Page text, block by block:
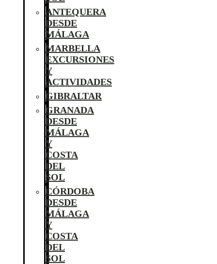
ANTEQUERA
DESDE
MÁLAGA
MARBELLA
EXCURSIONES
Y
ACTIVIDADES
GIBRALTAR
GRANADA
DESDE
MÁLAGA
Y
COSTA
DEL
SOL
CÓRDOBA
DESDE
MÁLAGA
Y
COSTA
DEL
SOL